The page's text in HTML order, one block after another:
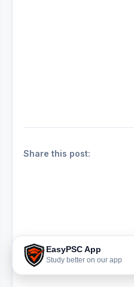
EasyPSC App
Study better on our app
Share this post: